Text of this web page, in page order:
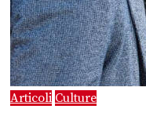
Articoli Culture